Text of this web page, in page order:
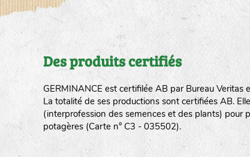
Des produits certifiés
GERMINANCE est certifilée AB par Bureau Veritas
La totalité de ses productions sont certifiées AB.
(interprofession des semences et des plants) pour
potagères (Carte n° C3 - 035502).